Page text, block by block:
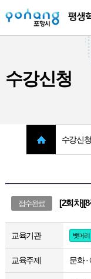
수강신청
수강신청
접수완료 [2회차][8
교육기관 뱃머리
교육주제 문화 ·